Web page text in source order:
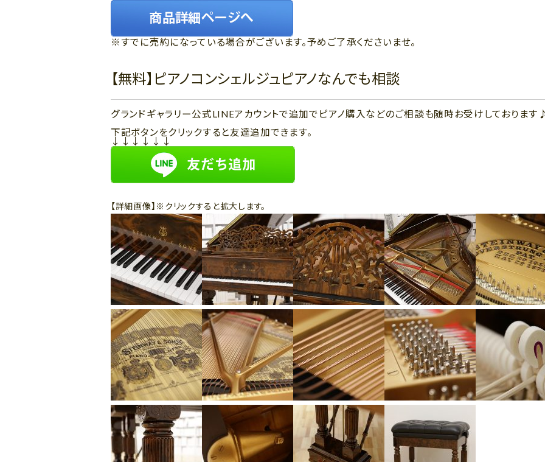
※すでに売約になっている場合がございます。予めご了承くださいませ。
【無料】ピアノコンシェルジュピアノなんでも相談
グランドギャラリー公式LINEアカウントで追加でピアノ購入などのご相談も随時お受けしております
下記ボタンをクリックすると友達追加できます。
↓↓↓↓↓↓
【詳細画像】※クリックすると拡大します。